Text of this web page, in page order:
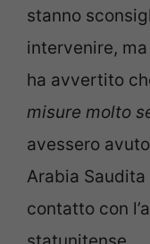
stanno
intervenire,
ha avvertito
misure molto
avessero
Arabia
contatto con